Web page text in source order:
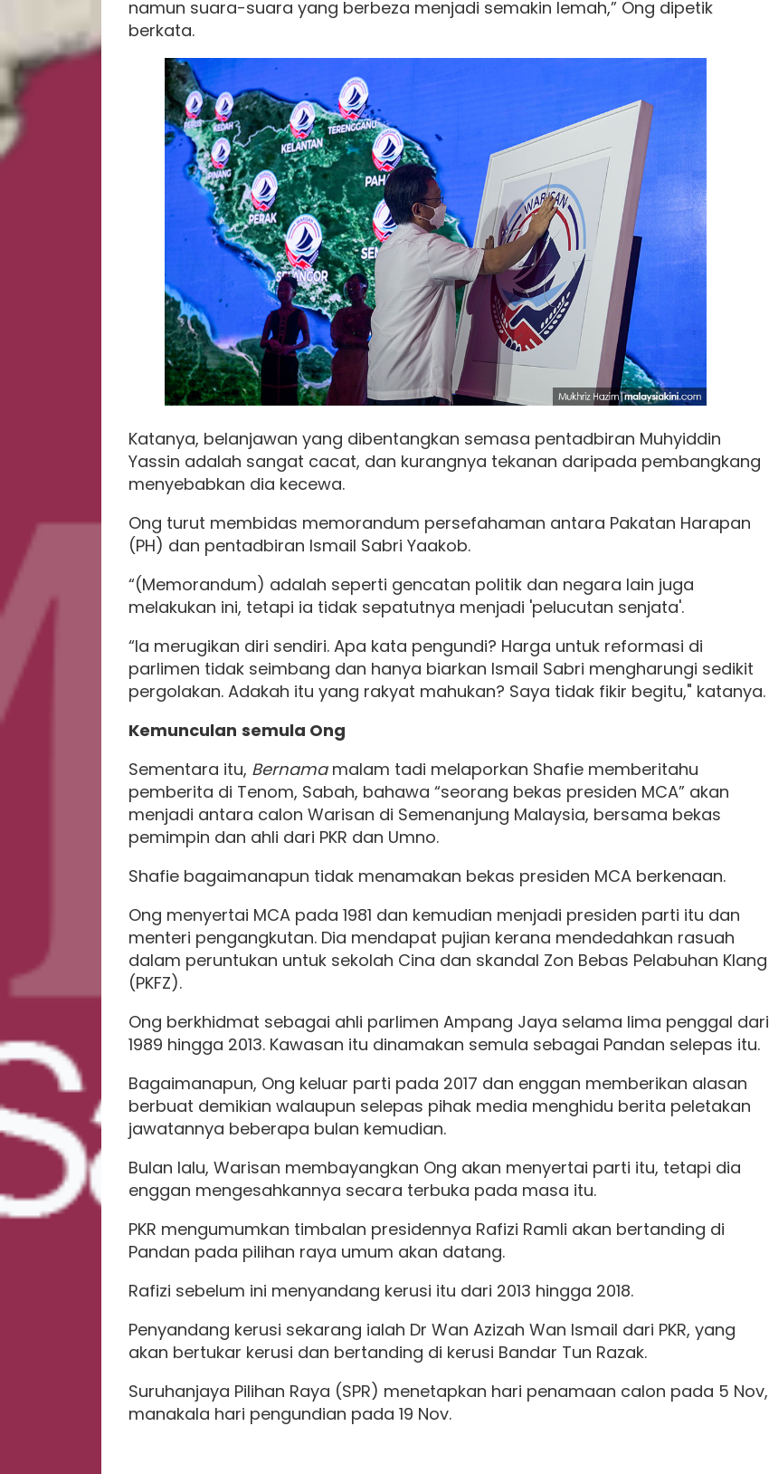
namun suara-suara yang berbeza menjadi semakin lemah,” Ong dipetik
berkata.
Katanya, belanjawan yang dibentangkan semasa pentadbiran Muhyiddin
Yassin adalah sangat cacat, dan kurangnya tekanan daripada pembangkang
menyebabkan dia kecewa.
Ong turut membidas memorandum persefahaman antara Pakatan Harapan
(PH) dan pentadbiran Ismail Sabri Yaakob.
“(Memorandum) adalah seperti gencatan politik dan negara lain juga
melakukan ini, tetapi ia tidak sepatutnya menjadi 'pelucutan senjata'.
“Ia merugikan diri sendiri. Apa kata pengundi? Harga untuk reformasi di
parlimen tidak seimbang dan hanya biarkan Ismail Sabri mengharungi sedikit
pergolakan. Adakah itu yang rakyat mahukan? Saya tidak fikir begitu," katanya.
Kemunculan semula Ong
Sementara itu, Bernamamalam tadi melaporkan Shafie memberitahu
pemberita di Tenom, Sabah, bahawa “seorang bekas presiden MCA” akan
menjadi antara calon Warisan di Semenanjung Malaysia, bersama bekas
pemimpin dan ahli dari PKR dan Umno.
Shafie bagaimanapun tidak menamakan bekas presiden MCA berkenaan.
Ong menyertai MCA pada 1981 dan kemudian menjadi presiden parti itu dan
menteri pengangkutan. Dia mendapat pujian kerana mendedahkan rasuah
dalam peruntukan untuk sekolah Cina dan skandal Zon Bebas Pelabuhan Klang
(PKFZ).
Ong berkhidmat sebagai ahli parlimen Ampang Jaya selama lima penggal dari
1989 hingga 2013. Kawasan itu dinamakan semula sebagai Pandan selepas itu.
Bagaimanapun, Ong keluar parti pada 2017 dan enggan memberikan alasan
berbuat demikian walaupun selepas pihak media menghidu berita peletakan
jawatannya beberapa bulan kemudian.
Bulan lalu, Warisan membayangkan Ong akan menyertai parti itu, tetapi dia
enggan mengesahkannya secara terbuka pada masa itu.
PKR mengumumkan timbalan presidennya Rafizi Ramli akan bertanding di
Pandan pada pilihan raya umum akan datang.
Rafizi sebelum ini menyandang kerusi itu dari 2013 hingga 2018.
Penyandang kerusi sekarang ialah Dr Wan Azizah Wan Ismail dari PKR, yang
akan bertukar kerusi dan bertanding di kerusi Bandar Tun Razak.
Suruhanjaya Pilihan Raya (SPR) menetapkan hari penamaan calon pada 5 Nov,
manakala hari pengundian pada 19 Nov.